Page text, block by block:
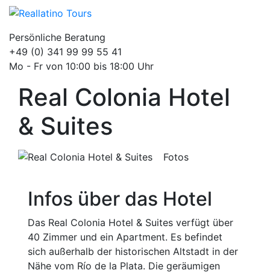
Persönliche Beratung
+49 (0) 341 99 99 55 41
Mo - Fr von 10:00 bis 18:00 Uhr
Real Colonia Hotel
& Suites
Fotos
Infos über das Hotel
Das Real Colonia Hotel & Suites verfügt über
40 Zimmer und ein Apartment. Es befindet
sich außerhalb der historischen Altstadt in der
Nähe vom Río de la Plata. Die geräumigen